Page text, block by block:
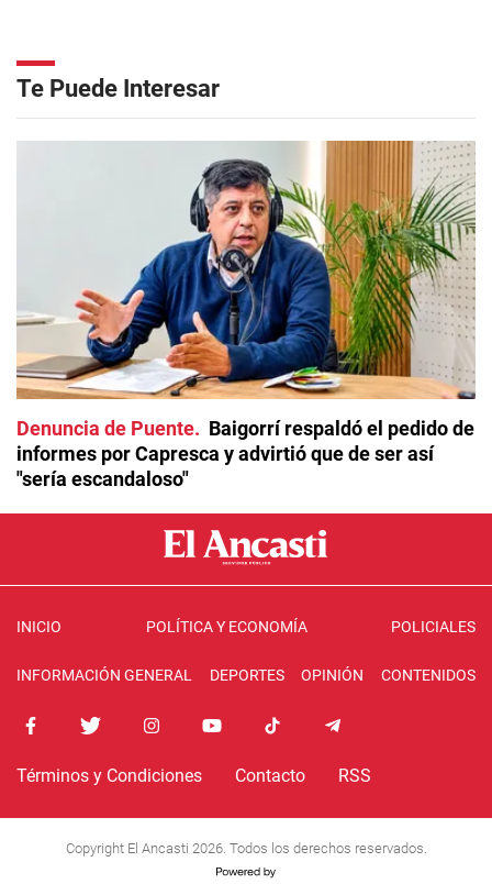
Te Puede Interesar
Denuncia de Puente
Baigorrí respaldó el pedido de
informes por Capresca y advirtió que de ser así
"sería escandaloso"
INICIO POLÍTICA Y ECONOMÍA POLICIALES
INFORMACIÓN GENERAL DEPORTES OPINIÓN CONTENIDOS
Términos y Condiciones Contacto RSS
Copyright El Ancasti 2026. Todos los derechos reservados.